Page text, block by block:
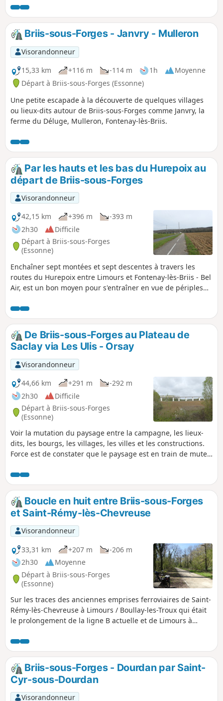
Briis-sous-Forges - Janvry - Mulleron
Visorandonneur
15,33 km
+116 m -114 m 1h
Moyenne
Départ à Briis-sous-Forges (Essonne)
Une petite escapade à la découverte de quelques villages
ou lieux-dits autour de Briis-sous-Forges comme Janvry, la
ferme du Déluge, Mulleron, Fontenay-lès-Briis.
Par les hauts et les bas du Hurepoix au
départ de Briis-sous-Forges
Visorandonneur
42,15 km
+396 m
-393 m
2h30
Difficile
Départ à Briis-sous-Forges
(Essonne)
Enchaîner sept montées et sept descentes à travers les
routes du Hurepoix entre Limours et Fontenay-lès-Briis - Bel
Air, est un bon moyen pour s'entraîner en vue de périples
avec un paysage principalement agricole. À noter que la
côte de Briis-sous-Forges, Rue Boissière, est classée en 4e
catégorie de difficulté par l'organisme du Tour de France.
De Briis-sous-Forges au Plateau de
Saclay via Les Ulis - Orsay
Visorandonneur
44,66 km
+291 m
-292 m
2h30
Difficile
Départ à Briis-sous-Forges
(Essonne)
Voir la mutation du paysage entre la campagne, les lieux-
dits, les bourgs, les villages, les villes et les constructions.
Force est de constater que le paysage est en train de muter
autour de celui-ci. Les bourgs et les villages d'antan
deviennent des villes, et il y a fort à parier que petit à petit
elles seront toutes jointes les unes aux autres ne laissant la
place qu'à une nature recréée et structurée par l'homme.
Les photos et les cartes postales d'hier vont prendre de la
valeur...
Boucle en huit entre Briis-sous-Forges
et Saint-Rémy-lès-Chevreuse
Visorandonneur
33,31 km
+207 m
-206 m
2h30
Moyenne
Départ à Briis-sous-Forges
(Essonne)
Sur les traces des anciennes emprises ferroviaires de Saint-
Rémy-lès-Chevreuse à Limours / Boullay-les-Troux qui était
le prolongement de la ligne B actuelle et de Limours à
Gallardon dont une partie du tracé a servi, plus tard,
comme voie expérimentale pour l'Aérotrain par l'ingénieur
Jean Bertin et une autre partie du tracé a été suivie pour
creuser l'actuel tunnel contournant Gometz-la-ville.
Briis-sous-Forges - Dourdan par Saint-
Cyr-sous-Dourdan
Visorandonneur